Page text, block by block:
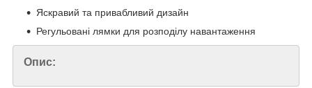
Яскравий та привабливий дизайн
Регульовані лямки для розподілу навантаження
Опис: